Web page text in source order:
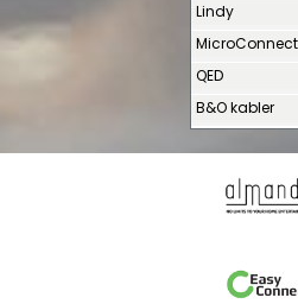
Lindy
MicroConnect
QED
B&O kabler